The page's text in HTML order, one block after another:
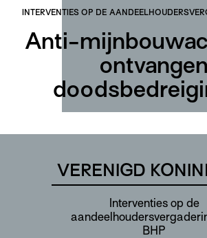
INTERVENTIES OP DE
Anti-
ontvangen
VERENIGD
Interventies op de
BHP